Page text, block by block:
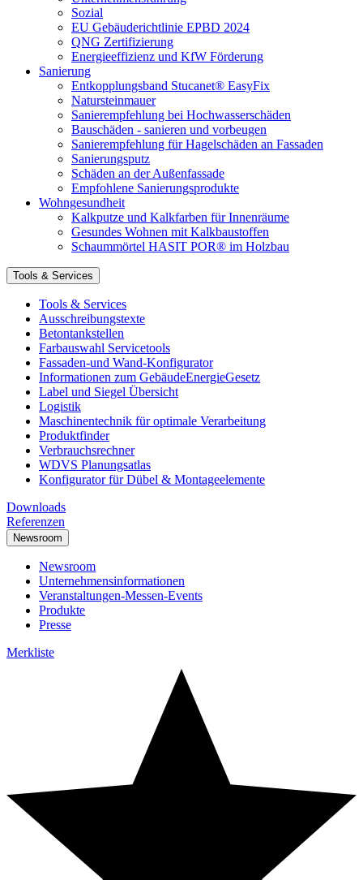
Sozial
EU Gebäuderichtlinie EPBD 2024
QNG Zertifizierung
Energieeffizienz und KfW Förderung
Sanierung
Entkopplungsband Stucanet® EasyFix
Natursteinmauer
Sanierempfehlung bei Hochwasserschäden
Bauschäden - sanieren und vorbeugen
Sanierempfehlung für Hagelschäden an Fassaden
Sanierungsputz
Schäden an der Außenfassade
Empfohlene Sanierungsprodukte
Wohngesundheit
Kalkputze und Kalkfarben für Innenräume
Gesundes Wohnen mit Kalkbaustoffen
Schaummörtel HASIT POR® im Holzbau
Tools & Services
Tools & Services
Ausschreibungstexte
Betontankstellen
Farbauswahl Servicetools
Fassaden-und Wand-Konfigurator
Informationen zum GebäudeEnergieGesetz
Label und Siegel Übersicht
Logistik
Maschinentechnik für optimale Verarbeitung
Produktfinder
Verbrauchsrechner
WDVS Planungsatlas
Konfigurator für Dübel & Montageelemente
Downloads
Referenzen
Newsroom
Newsroom
Unternehmensinformationen
Veranstaltungen-Messen-Events
Produkte
Presse
Merkliste